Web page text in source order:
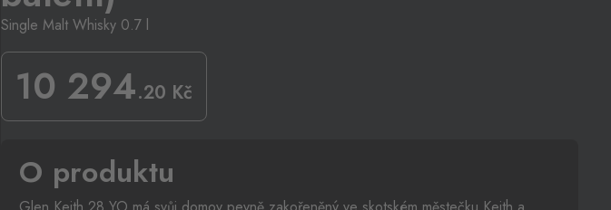
Single Malt Whisky 0.7 l
10 294.20 Kč
O produktu